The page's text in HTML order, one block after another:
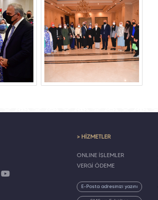
> HİZMETLER
ONLINE İŞLEMLER
VERGİ ÖDEME